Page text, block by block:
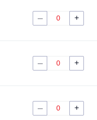
— 0 +
— 0 +
— 0 +